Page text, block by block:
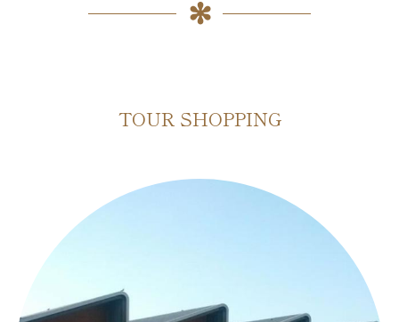
TOUR SHOPPING